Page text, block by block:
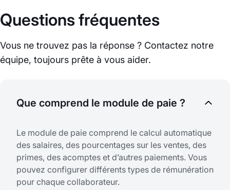
Questions fréquentes
Vous ne trouvez pas la réponse ? Contactez notre
équipe, toujours prête à vous aider.
Que comprend le module de paie ?
Le module de paie comprend le calcul automatique
des salaires, des pourcentages sur les ventes, des
primes, des acomptes et d’autres paiements. Vous
pouvez configurer différents types de rémunération
pour chaque collaborateur.